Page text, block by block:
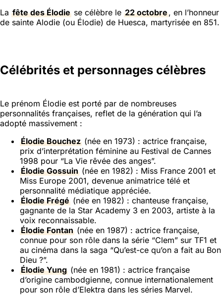
La fête des Élodie se célèbre le 22 octobre, en l’honneur
de sainte Alodie (ou Élodie) de Huesca, martyrisée en 851.
Célébrités et personnages célèbres
Le prénom Élodie est porté par de nombreuses
personnalités françaises, reflet de la génération qui l’a
adopté massivement :
Élodie Bouchez (née en 1973) : actrice française,
prix d’interprétation féminine au Festival de Cannes
1998 pour “La Vie rêvée des anges”.
Élodie Gossuin (née en 1982) : Miss France 2001 et
Miss Europe 2001, devenue animatrice télé et
personnalité médiatique appréciée.
Élodie Frégé (née en 1982) : chanteuse française,
gagnante de la Star Academy 3 en 2003, artiste à la
voix reconnaissable.
Élodie Fontan (née en 1987) : actrice française,
connue pour son rôle dans la série “Clem” sur TF1 et
au cinéma dans la saga “Qu’est-ce qu’on a fait au Bon
Dieu ?”.
Élodie Yung (née en 1981) : actrice française
d’origine cambodgienne, connue internationalement
pour son rôle d’Elektra dans les séries Marvel.